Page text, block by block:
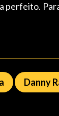
Danny